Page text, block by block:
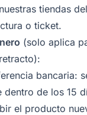
tiendas
o ticket.
(solo aplica
bancaria:
dentro de los 15
el producto